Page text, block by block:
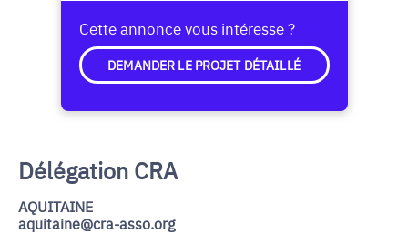
Cette annonce vous intéresse ?
DEMANDER LE PROJET DÉTAILLÉ
Délégation CRA
AQUITAINE
aquitaine@cra-asso.org